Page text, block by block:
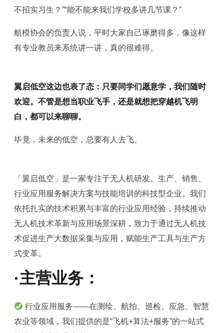
不招实习生？”“能不能来我们学校多讲几节课？”
航模协会的负责人说，平时大家自己琢磨得多，像这样
有专业教员来系统讲一讲，真的很难得。
翼启低空这边也表了态：只要同学们愿意学，我们随时
欢迎。不管是想当职业飞手，还是就想把穿越机飞明
白，都可以来聊聊。
毕竟，未来的低空，总要有人去飞。
「翼启低空」是一家专注于无人机研发、生产、销售、
行业应用服务解决方案与技能培训的科技型企业。我们
依托扎实的技术积累与丰富的行业应用经验，持续推动
无人机技术革新与应用场景深耕，致力于通过无人机技
术促进生产大数据采集与应用，赋能生产工具与生产方
式变革。
·主营业务：
行业应用服务——在测绘、航拍、巡检、应急、智慧
农业等领域，我们提供的是“飞机+算法+服务”的一站式